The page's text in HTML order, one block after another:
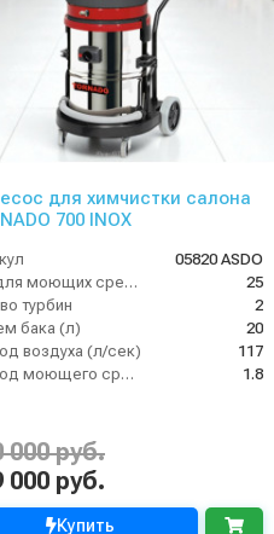
для химчистки салона
700 INOX
05820 ASDO
Бак для моющих средств
25
турбин
2
бака (л)
20
воздуха (л/сек)
117
Расход моющего средства
1.8
000 руб.
000 руб.
Купить